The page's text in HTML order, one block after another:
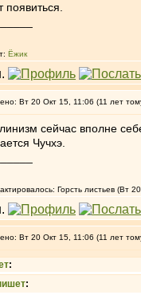
появиться.
Ёжик
Вт 20 Окт 15, 11:06 (11 лет
сейчас вполне
Чучхэ.
Горсть листьев (Вт
Вт 20 Окт 15, 11:06 (11 лет
:
: